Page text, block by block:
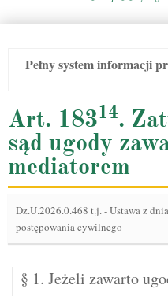
Pełny system informacji
Art. 18314.
sąd ugody
mediatorem
Dz.U.2026.0.468 t.j.-Ustawa z
postępowania cywilnego
§ 1. Jeżeli zawarto